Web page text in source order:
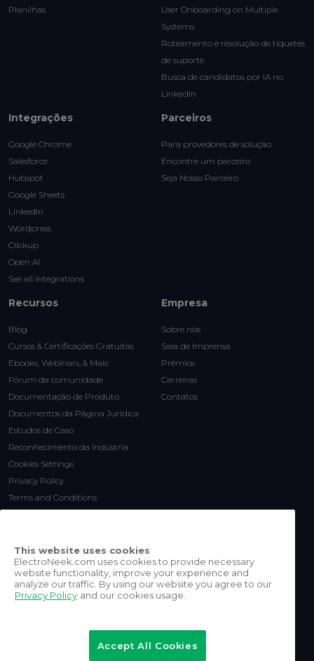
Planilhas
User Onboarding on Multiple
Systems
Roteamento e resolução de tíquetes
de suporte
Busca de candidatos por IA no
LinkedIn
Integrações
Google Chrome
Salesforce
Hubspot
Google Sheets
LinkedIn
Wordpress
Clickup
Open AI
See all integrations
Parceiros
Para provedores de solução
Encontre um parceiro
Seja Nosso Parceiro
Recursos
Blog
Cursos & Certificações Gratuitas
Ebooks, Webinars, & Mais
Fórum da comunidade
Documentação de Produto
Documentos da Página Jurídica
Estudos de Caso
Reconhecimento da Indústria
Cookies Settings
Privacy Policy
Terms and Conditions
Empresa
Sobre nós
Sala de Imprensa
Prêmios
Carreiras
Contatos
Inc.
Todos os direitos reservados.
This website uses cookies
ElectroNeek.com uses cookies to provide necessary
website functionality, improve your experience and
analyze our traffic. By using our website you agree to our
Privacy Policy and our cookies usage.
Accept All Cookies